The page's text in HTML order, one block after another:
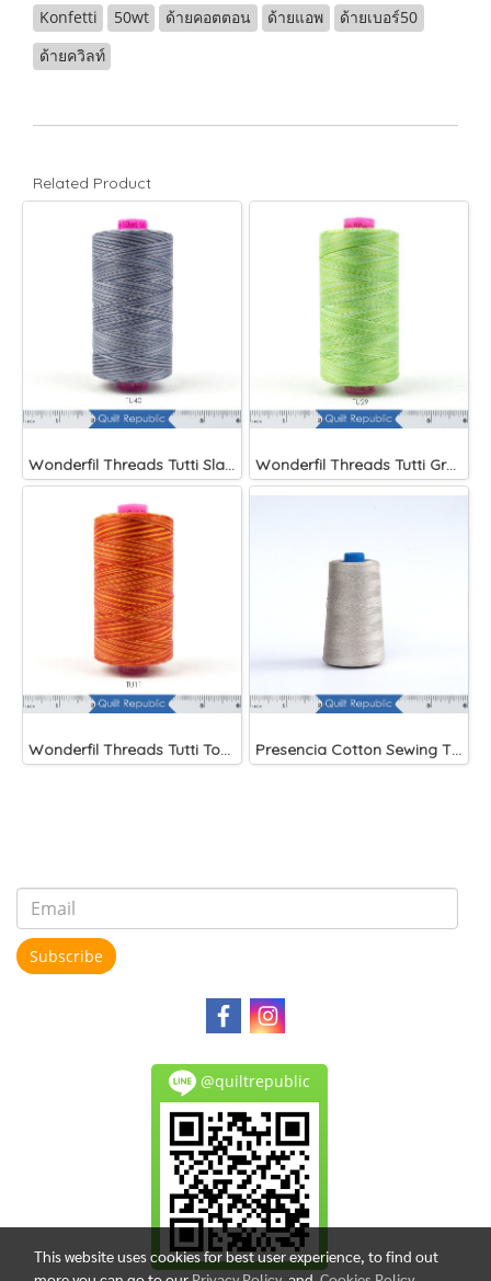
Konfetti 50wt ด้ายคอตตอน ด้ายแอพ
ด้ายเบอร์50
ด้ายควิลท์
Related Product
Wonderfil Threads Tutti Slate Wonderfil Threads Tutti Grass
Wonderfil Threads Tutti Tomato Presencia Cotton Sewing Thread 3-ply 60wt 4882 Yards Grey
Subscribe
@quiltrepublic
This website uses cookies for best user experience, to find out